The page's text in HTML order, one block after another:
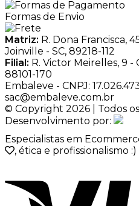
Formas de Envio
Matriz: R. Dona Francisca,
Joinville - SC, 89218-112
Filial: R. Victor Meirelles, 9 -
88101-170
Embaleve - CNPJ:
sac@embaleve.com.br
© Copyright 2026 | Todos
Desenvolvimento por:
Especialistas em
, ética e profissionalismo :)